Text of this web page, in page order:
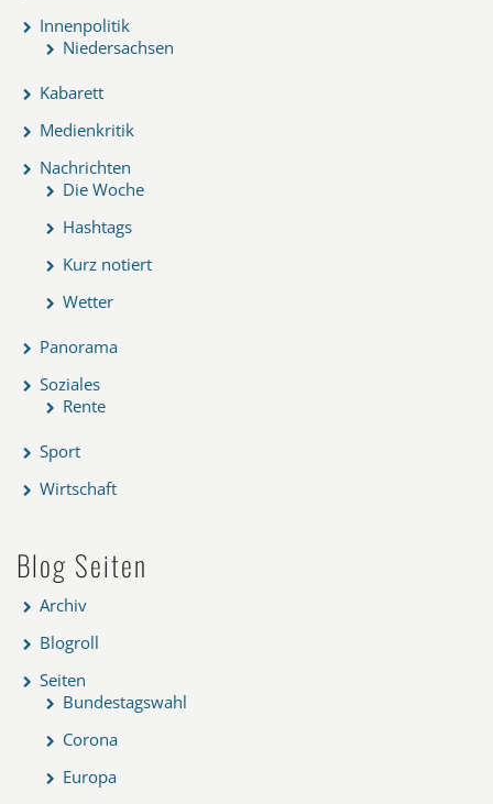
Innenpolitik
Niedersachsen
Kabarett
Medienkritik
Nachrichten
Die Woche
Hashtags
Kurz notiert
Wetter
Panorama
Soziales
Rente
Sport
Wirtschaft
Blog Seiten
Archiv
Blogroll
Seiten
Bundestagswahl
Corona
Europa